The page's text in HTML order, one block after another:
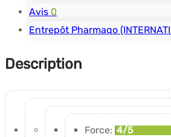
Avis 0
Entrepôt Pharmaqo
Description
Force: 4/5